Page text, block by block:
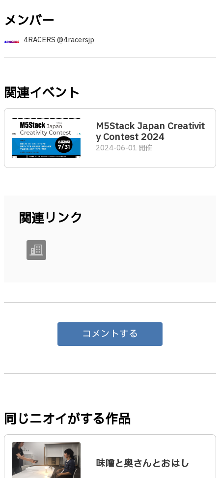
メンバー
4RACERS @4racersjp
関連イベント
M5Stack Japan Creativit
y Contest 2024
2024-06-01 開催
関連リンク
コメントする
同じニオイがする作品
味噌と奥さんとおはし